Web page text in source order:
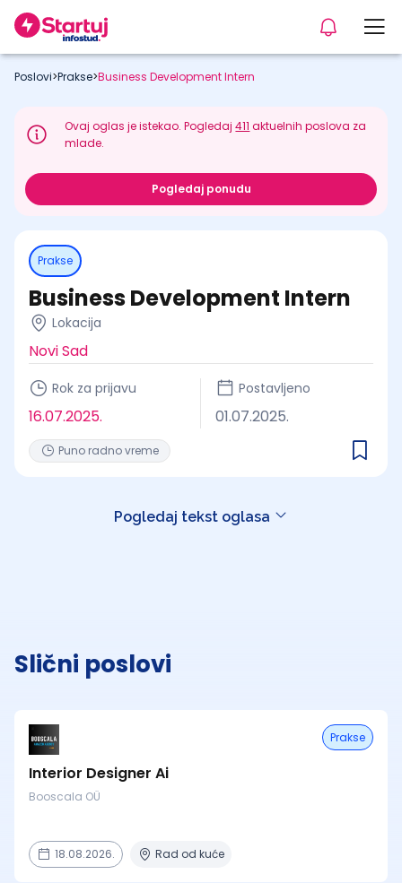
Poslovi>Prakse>Business Development Intern
Ovaj oglas je istekao. Pogledaj411 aktuelnih poslova za
mlade.
Pogledaj ponudu
Prakse
Business Development Intern
Lokacija
Novi Sad
Rok za prijavu
16.07.2025.
Postavljeno
01.07.2025.
Puno radno vreme
Pogledaj tekst oglasa
Slični poslovi
Prakse
Interior Designer Ai
Booscala OÜ
18.08.2026. Rad od kuće